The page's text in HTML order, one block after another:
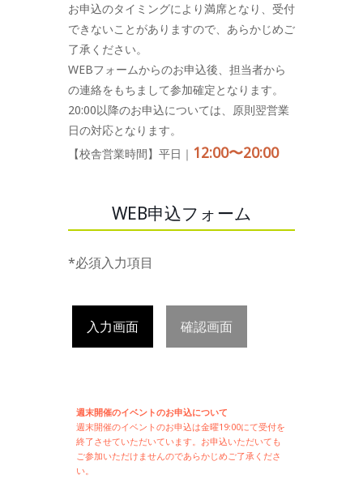
お申込のタイミングにより満席となり、受付
できないことがありますので、あらかじめご
了承ください。
WEBフォームからのお申込後、担当者から
の連絡をもちまして参加確定となります。
20:00以降のお申込については、原則翌営業
日の対応となります。
【校舎営業時間】平日｜ 12:00〜20:00
WEB申込フォーム
*必須入力項目
入力画面 確認画面
週末開催のイベントのお申込について
週末開催のイベントのお申込は金曜19:00にて受付を
終了させていただいています。お申込いただいても
ご参加いただけませんのであらかじめご了承くださ
い。